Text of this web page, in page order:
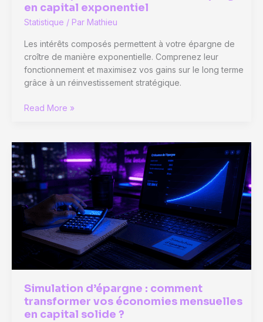
en capital exponentiel
Statistique / Par Mathieu
Les intérêts composés permettent à votre épargne de
croître de manière exponentielle. Comprenez leur
fonctionnement et maximisez vos gains sur le long terme
grâce à un réinvestissement stratégique.
Calcul
composés
:
la
formule
pour
transformer
votre
épargne
en
Read More »
Simulation d’épargne : comment
transformer vos économies mensuelles
en capital solide ?